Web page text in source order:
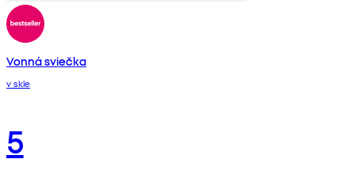
Vonná sviečka
v skle
5